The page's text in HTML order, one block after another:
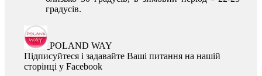
градусів.
POLAND WAY
Підписуйтеся і задавайте Ваші питання на нашій
сторінці у Facebook